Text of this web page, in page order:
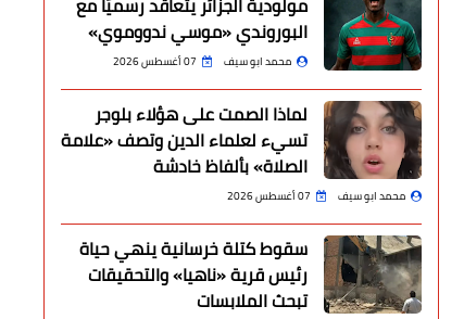
البوروندي «موسي ندووموي»
محمد ابو سيف 07 أغسطس 2026
لماذا الصمت على هؤلاء بلوجر
تسيء لعلماء الدين وتصف «علامة
الصلاة» بألفاظ خادشة
محمد ابو سيف 07 أغسطس 2026
سقوط كتلة خرسانية ينهي حياة
رئيس قرية «ناهيا» والتحقيقات
تبحث الملابسات